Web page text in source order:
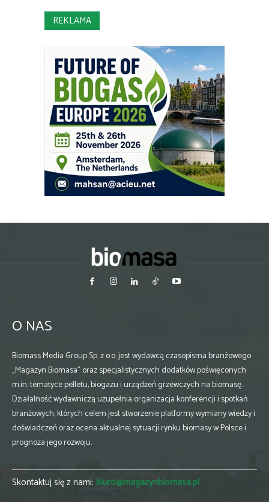
REKLAMA
O NAS
Biomass Media Group Sp. z o.o. jest wydawcą czasopisma branżowego
„Magazyn Biomasa” oraz specjalistycznych dodatków poświęconych
m.in. tematyce pelletu, biogazu i urządzeń grzewczych na biomasę.
Działalność wydawniczą uzupełnia organizacja konferencji i spotkań
branżowych, których celem jest stworzenie platformy wymiany wiedzy i
doświadczeń oraz ocena aktualnej sytuacji rynku biomasy w Polsce i
prognoza jego rozwoju.
Skontaktuj się z nami: biuro@magazynbiomasa.pl